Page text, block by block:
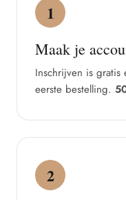
1
Maak je
Inschrijven is
eerste bestelling.
2